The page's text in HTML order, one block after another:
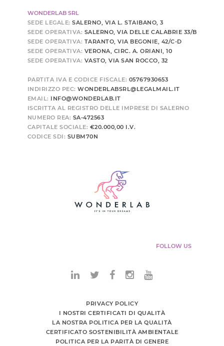
WONDERLAB SRL
SEDE LEGALE: SALERNO, VIA L. STAIBANO, 3
SEDE OPERATIVA: SALERNO, VIA DELLE CALABRIE 33/B
SEDE OPERATIVA: TARANTO, VIA BEGONIE, 42/C-D
SEDE OPERATIVA: VERONA, CIRC. A. ORIANI, 10
SEDE OPERATIVA: VASTO, VIA SAN ROCCO, 32
PARTITA IVA E CODICE FISCALE: 05767930653
INDIRIZZO PEC: WONDERLABSRL@LEGALMAIL.IT
EMAIL: INFO@WONDERLAB.IT
ISCRITTA AL REGISTRO DELLE IMPRESE DI SALERNO
NUMERO REA: SA-472563
CAPITALE SOCIALE: €20.000,00 I.V.
CODICE SDI: SUBM70N
FOLLOW US
PRIVACY POLICY
I NOSTRI CERTIFICATI DI QUALITÀ
LA NOSTRA POLITICA PER LA QUALITÀ
CERTIFICATO SOSTENIBILITÀ AMBIENTALE
POLITICA PER LA PARITÀ DI GENERE